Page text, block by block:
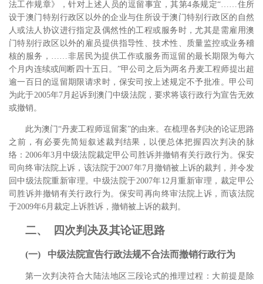
法工作规章》，针对上述人员的逗留事宜，其第4条规定“……住所
设于澳门特别行政区以外的企业与住所设于澳门特别行政区的自然
人或法人协议进行指定及偶然性的工程或服务时，尤其是需雇用澳
门特别行政区以外的雇员提供指导性、技术性、质量监控或业务稽
核的服务，……非居民为提供工作或服务而逗留的最长期限为每六
个月内连续或间断四十五日。”甲公司之后为两名丹麦工程师提出超
逾一百日的逗留期限请求时，保安司按上述规定不予批准。甲公司
为此于2005年7月起诉到澳门中级法院，要求将该行政行为宣告无效
或撤销。
此为澳门“丹麦工程师逗留案”的由来。在梳理各判决的论证思路
之前，有必要先简短叙述裁判结果，以便总体把握四次判决的脉
络：2006年3月中级法院裁定甲公司胜诉并撤销有关行政行为。 保安
司向终审法院上诉，该法院于2007年7月撤销被上诉的裁判，并令发
回中级法院重新审理。中级法院于2007年12月重新审理，裁定甲公
司胜诉并撤销有关行政行为。 保安司再向终审法院上诉，而该法院
于2009年6月裁定上诉胜诉，撤销被上诉的裁判。
二、 四次判决及其论证思路
(一) 中级法院宣告行政法规不合法而撤销行政行为
第一次判决符合大陆法地区三段论式的推理过程：大前提是除